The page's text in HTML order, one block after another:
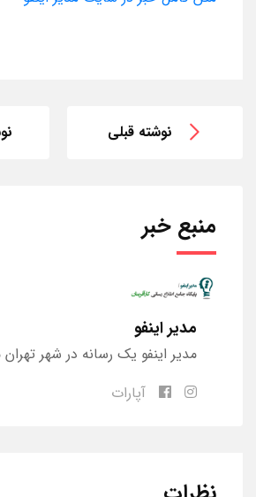
نوشته قبلی
منبع خبر
مدیر اینفو
مدیر اینفو یک رسانه در شهر
آپارات